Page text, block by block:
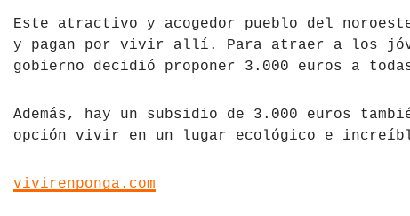
Este atractivo y acogedor pueblo del
y pagan por vivir allí. Para atraer a los
gobierno decidió proponer 3.000 euros a
Además, hay un subsidio de 3.000 euros
opción vivir en un lugar ecológico e
vivirenponga.com